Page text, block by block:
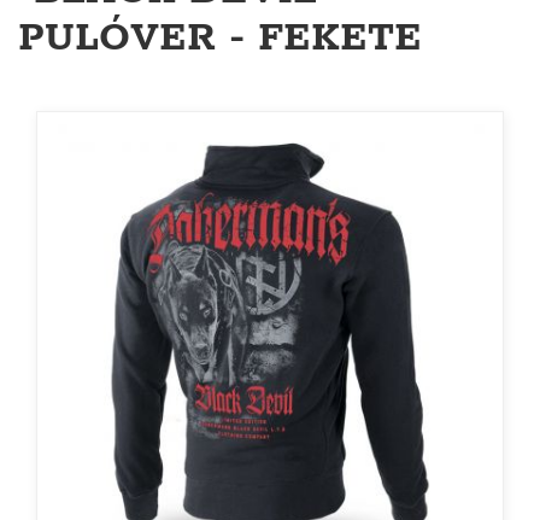
PULÓVER - FEKETE